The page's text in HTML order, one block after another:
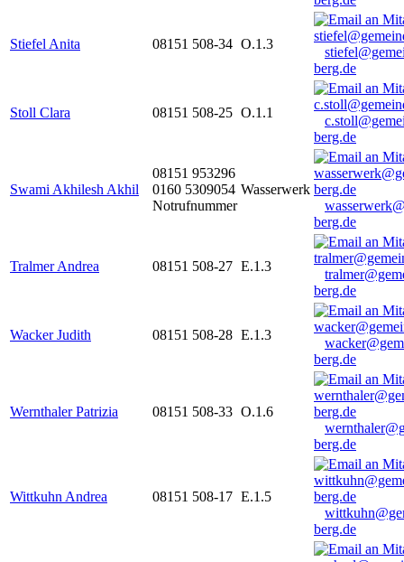
Stiefel Anita 08151 508-34 O.1.3
berg.de
Stoll Clara 08151 508-25 O.1.1
berg.de
Swami Akhilesh Akhil
08151 953296
0160 5309054
Notrufnummer
Wasserwerk
berg.de
Tralmer Andrea 08151 508-27 E.1.3
berg.de
Wacker Judith 08151 508-28 E.1.3
berg.de
Wernthaler Patrizia 08151 508-33 O.1.6
berg.de
Wittkuhn Andrea 08151 508-17 E.1.5
berg.de